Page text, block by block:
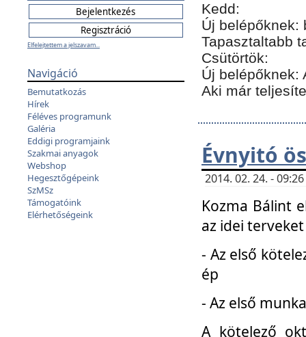
Elfelejtettem a jelszavam...
Navigáció
Bemutatkozás
Hírek
Féléves programunk
Galéria
Eddigi programjaink
Szakmai anyagok
Webshop
Hegesztőgépeink
SzMSz
Támogatóink
Elérhetőségeink
Kedd:
Új belépőknek:
Tapasztaltabb
Csütörtök:
Új belépőknek:
Aki már
Évnyitó
2014. 02. 24. -
Kozma Bálint
az idei
- Az első
ép
- Az első
A kötelező